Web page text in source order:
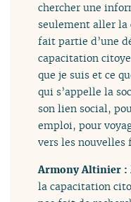
chercher une
seulement aller la
fait partie d’une
capacitation
que je suis et ce
qui s’appelle la
son lien social,
emploi, pour
vers les nouvelles
Armony Altinier :
la capacitation